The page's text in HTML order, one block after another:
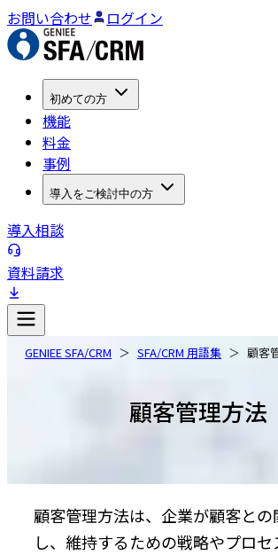
お問い合わせ ログイン
初めての方
機能
料金
事例
導入をご検討中の方
導入相談
資料請求
GENIEE SFA/CRM SFA/CRM 用語集 顧客
顧客管理方法
顧客管理方法は、企業が顧客と
し、維持するための戦略やプロセ